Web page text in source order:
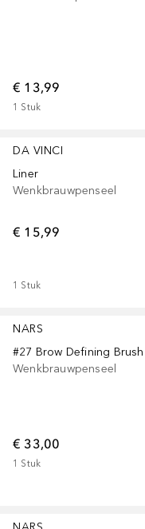
€ 13,99
1 Stuk
DA VINCI
Liner
Wenkbrauwpenseel
€ 15,99
1 Stuk
NARS
#27 Brow Defining Brush
Wenkbrauwpenseel
€ 33,00
1 Stuk